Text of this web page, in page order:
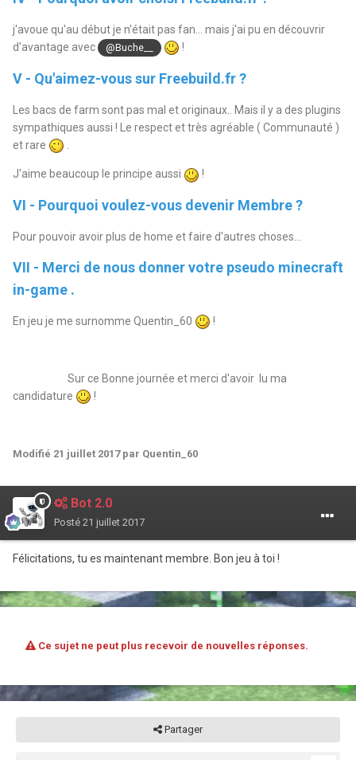
j'avoue qu'au début je n'était pas fan... mais j'ai pu en découvrir
d'avantage avec
@Buche__ !
V - Qu'aimez-vous sur Freebuild.fr ?
Les bacs de farm sont pas mal et originaux.. Mais il y a des plugins
sympathiques aussi ! Le respect et très agréable ( Communauté )
et rare
J'aime beaucoup le principe aussi !
VI - Pourquoi voulez-vous devenir Membre ?
Pour pouvoir avoir plus de home et faire d'autres choses...
VII - Merci de nous donner votre pseudo minecraft
in-game .
En jeu je me surnomme Quentin_60 !
Sur ce Bonne journée et merci d'avoir lu ma
candidature
!
Modifié 21 juillet 2017par Quentin_60
Bot 2.0
Posté 21 juillet 2017
Félicitations, tu es maintenant membre. Bon jeu à toi !
Ce sujet ne peut plus recevoir de nouvelles réponses.
Partager